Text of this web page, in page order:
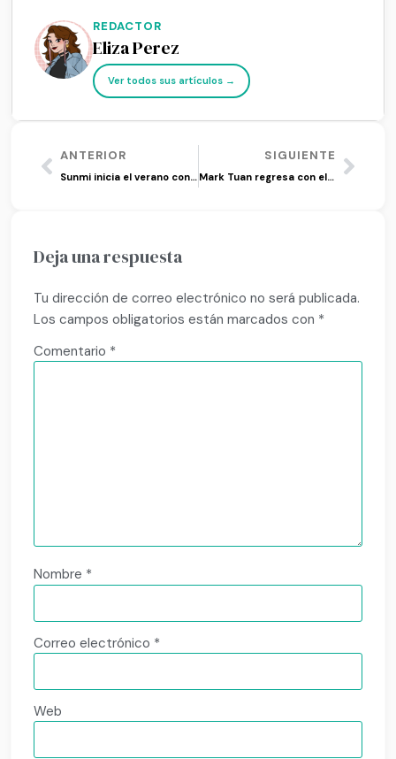
REDACTOR
Eliza Perez
Ver todos sus artículos →
ANTERIOR
Sunmi inicia el verano con su single ‘Heart Burn’
SIGUIENTE
Mark Tuan regresa con el single ‘imysm’
Deja una respuesta
Tu dirección de correo electrónico no será publicada.
Los campos obligatorios están marcados con *
Comentario *
Nombre *
Correo electrónico *
Web